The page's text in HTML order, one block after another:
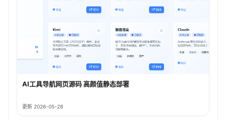
AI工具导航网页源码 高颜值静态部署
更新 2026-05-28